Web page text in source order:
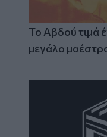
Το Αβδού τιμά
μεγάλο